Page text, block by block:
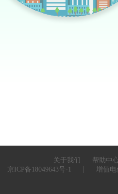
关于我们
帮助中
京ICP备18049643号-1
| 增值电